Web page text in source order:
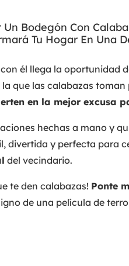
Bodegón Con
Tu Hogar En Una
él llega la oportunidad
la que las calabazas
en la mejor excusa
hechas a mano y
divertida y perfecta para
del vecindario.
te den calabazas! Ponte
de una película de